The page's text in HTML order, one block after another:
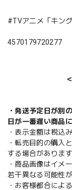
#TVアニメ「キン
4570179720277
・発送予定日が別
日が一番遅い商品
・表示金額は税込
・転売目的の購入
する場合があります
・商品画像はイメ
若干異なる可能性
・お客様都合によ